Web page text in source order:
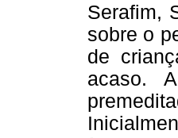
Serafim,
sobre o
de
acaso.